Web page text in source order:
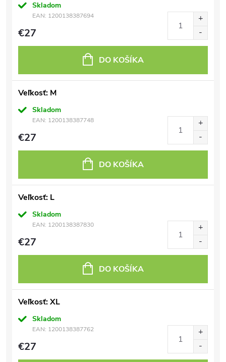
Skladom
EAN: 1200138387694
€27
DO KOŠÍKA
Veľkosť: M
Skladom
EAN: 1200138387748
€27
DO KOŠÍKA
Veľkosť: L
Skladom
EAN: 1200138387830
€27
DO KOŠÍKA
Veľkosť: XL
Skladom
EAN: 1200138387762
€27